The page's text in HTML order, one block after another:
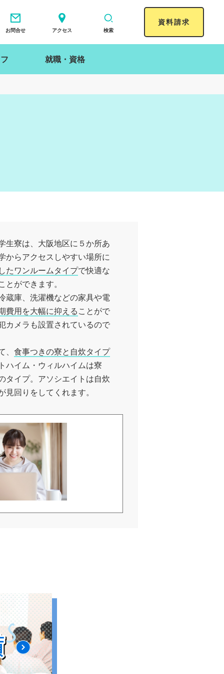
お問合せ アクセス 検索
資料請求
就職・資格
生寮は、大阪地区に５か所あ
からアクセスしやすい場所に
たワンルームタイプで快適な
とができます。
蔵庫、洗濯機などの家具や電
費用を大幅に抑える ことがで
カメラも設置されているので
、 食事つきの寮と自炊タイプ
ハイム・ウィルハイムは寮
タイプ。アソシエイトは自炊
見回りをしてくれます。